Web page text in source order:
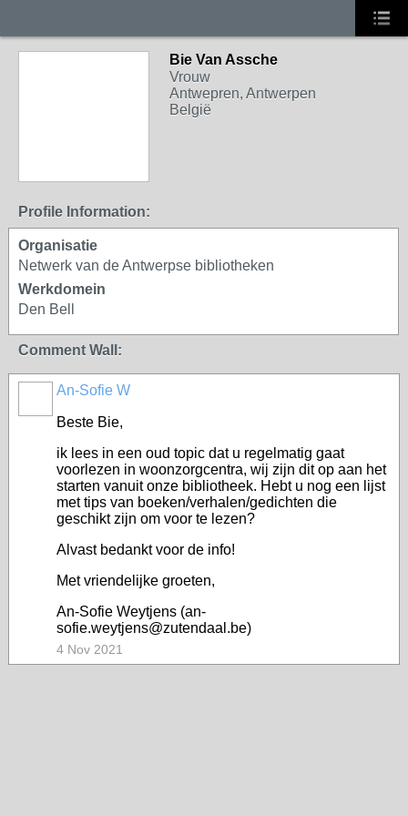
Bie Van Assche
Vrouw
Antwepren, Antwerpen
België
Profile Information:
Organisatie
Netwerk van de Antwerpse bibliotheken
Werkdomein
Den Bell
Comment Wall:
An-Sofie W
Beste Bie,
ik lees in een oud topic dat u regelmatig gaat
voorlezen in woonzorgcentra, wij zijn dit op aan het
starten vanuit onze bibliotheek. Hebt u nog een lijst
met tips van boeken/verhalen/gedichten die
geschikt zijn om voor te lezen?
Alvast bedankt voor de info!
Met vriendelijke groeten,
An-Sofie Weytjens (an-
sofie.weytjens@zutendaal.be)
4 Nov 2021